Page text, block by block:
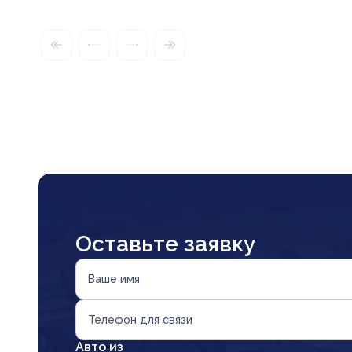
Оставьте заявку
Ваше имя
Телефон для связи
Авто из